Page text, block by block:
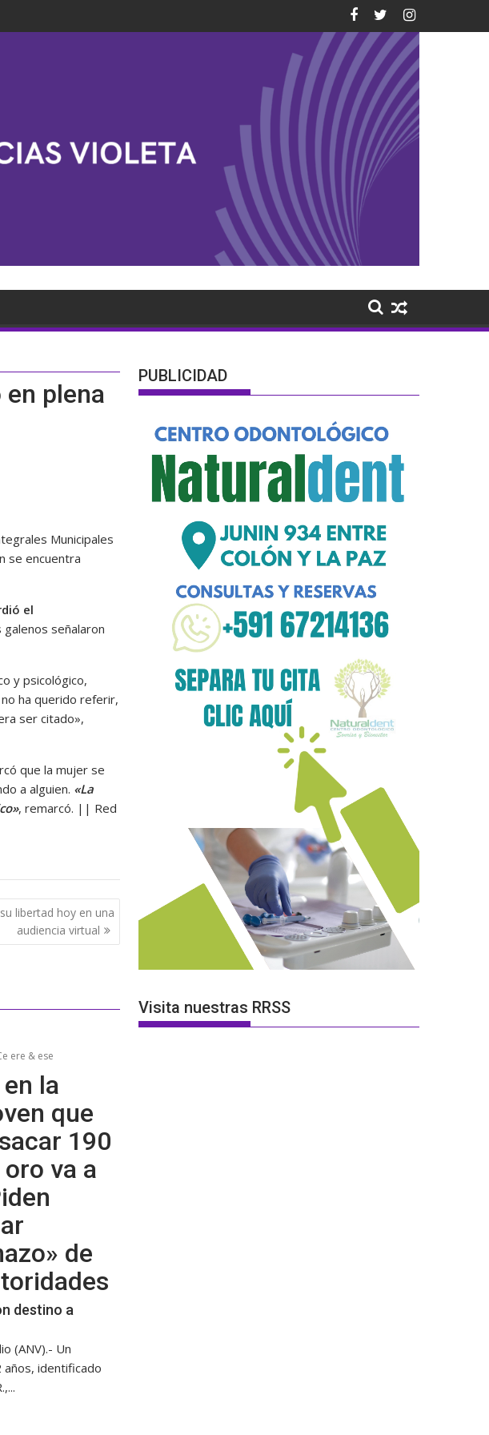
en plena
Municipales
se encuentra
el
señalaron
y psicológico,
ha querido referir,
ser citado»,
que la mujer se
a alguien. «La
, remarcó. || Red
libertad hoy en una
audiencia virtual
ere & ese
la
que
190
va a
de
destino a
(ANV).- Un
años, identificado
PUBLICIDAD
Visita nuestras RRSS